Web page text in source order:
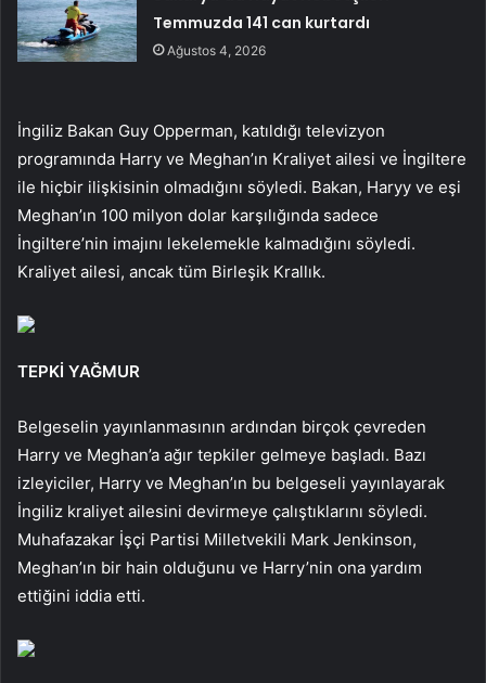
Temmuzda 141 can kurtardı
Ağustos 4, 2026
İngiliz Bakan Guy Opperman, katıldığı televizyon
programında Harry ve Meghan’ın Kraliyet ailesi ve İngiltere
ile hiçbir ilişkisinin olmadığını söyledi. Bakan, Haryy ve eşi
Meghan’ın 100 milyon dolar karşılığında sadece
İngiltere’nin imajını lekelemekle kalmadığını söyledi.
Kraliyet ailesi, ancak tüm Birleşik Krallık.
TEPKİ YAĞMUR
Belgeselin yayınlanmasının ardından birçok çevreden
Harry ve Meghan’a ağır tepkiler gelmeye başladı. Bazı
izleyiciler, Harry ve Meghan’ın bu belgeseli yayınlayarak
İngiliz kraliyet ailesini devirmeye çalıştıklarını söyledi.
Muhafazakar İşçi Partisi Milletvekili Mark Jenkinson,
Meghan’ın bir hain olduğunu ve Harry’nin ona yardım
ettiğini iddia etti.